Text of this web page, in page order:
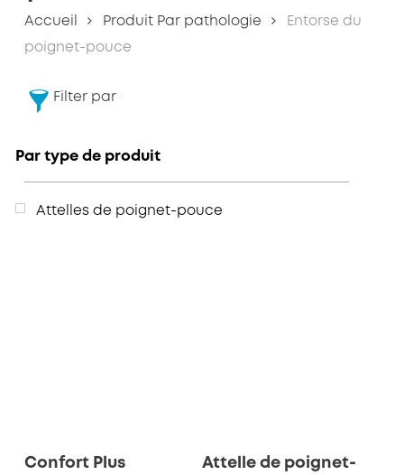
Accueil Produit Par pathologie Entorse du
poignet-pouce
Filter par
Par type de produit
Attelles de poignet-pouce
Confort Plus
Attelle de poignet-